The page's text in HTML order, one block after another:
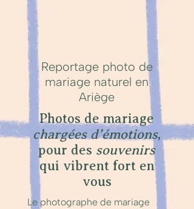
Reportage photo de
mariage naturel en
Ariège
Photos de mariage
chargées d’émotions,
pour des souvenirs
qui vibrent fort en
vous
Le photographe de mariage